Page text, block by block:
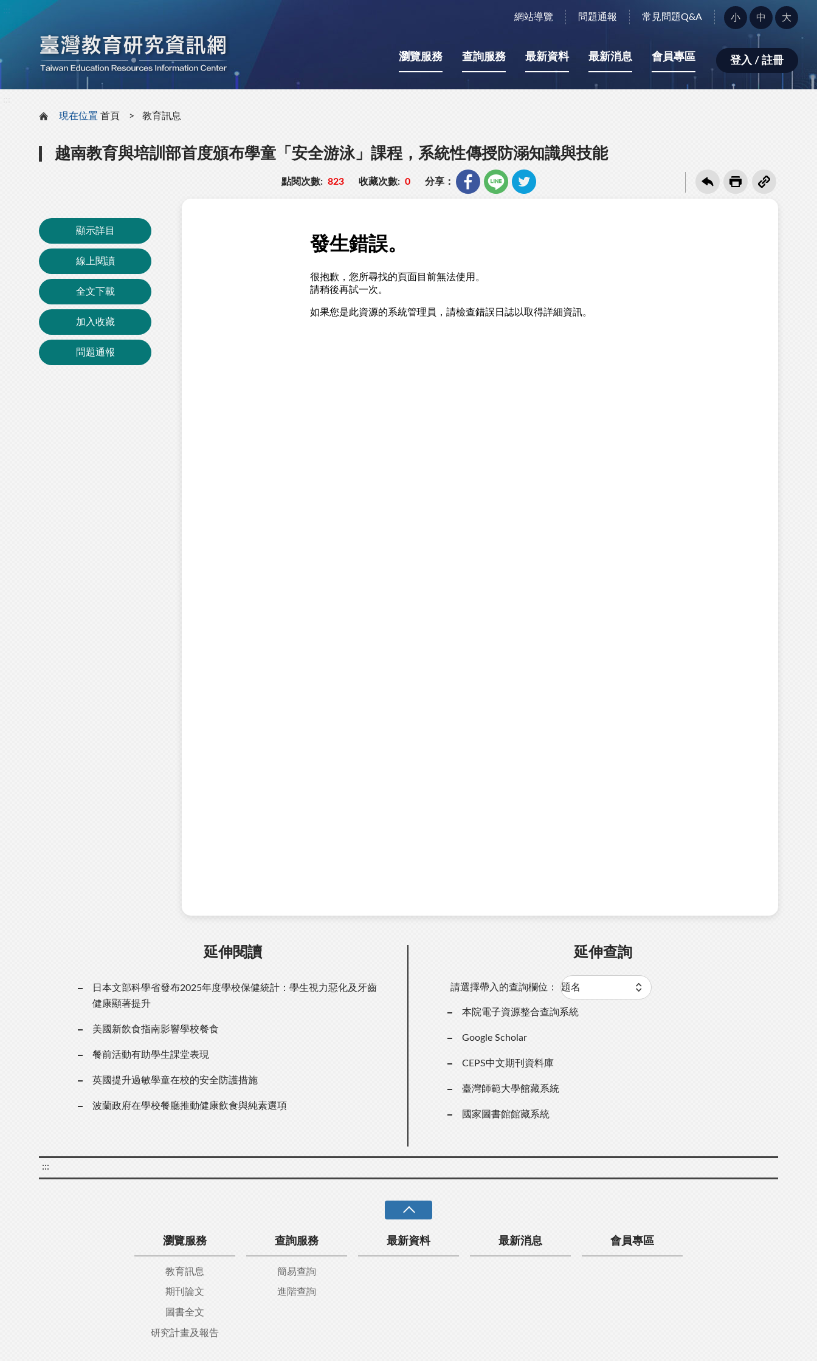
網站導覽 問題通報 常見問題Q&A
字
型
小：
小 中 大
瀏覽服務 查詢服務 最新資料 最新消息 會員專區 登入 / 註冊
現在位置 首頁 教育訊息
越南教育與培訓部首度頒布學童「安全游泳」課程，系統性傳授防溺知識與技能
點閱次數: 823 收藏次數: 0 分享：
顯示詳目
線上閱讀
全文下載
加入收藏
問題通報
延伸閱讀
日本文部科學省發布2025年度學校保健統計：學生視力惡化及牙齒
健康顯著提升
美國新飲食指南影響學校餐食
餐前活動有助學生課堂表現
英國提升過敏學童在校的安全防護措施
波蘭政府在學校餐廳推動健康飲食與純素選項
延伸查詢
請選擇帶入的查詢欄位：
本院電子資源整合查詢系統
Google Scholar
CEPS中文期刊資料庫
臺灣師範大學館藏系統
國家圖書館館藏系統
:::
瀏覽服務
教育訊息
期刊論文
圖書全文
研究計畫及報告
查詢服務
簡易查詢
進階查詢
最新資料 最新消息 會員專區